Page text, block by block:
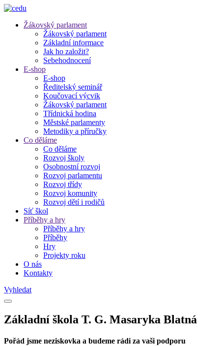
Žákovský parlament
Žákovský parlament
Základní informace
Jak ho založit?
Sebehodnocení
E-shop
E-shop
Ředitelský seminář
Koučovací výcvik
Žákovský parlament
Třídnická hodina
Městské parlamenty
Metodiky a příručky
Co děláme
Co děláme
Rozvoj školy
Osobnostní rozvoj
Rozvoj parlamentu
Rozvoj třídy
Rozvoj komunity
Rozvoj dětí i rodičů
Síť škol
Příběhy a hry
Příběhy a hry
Příběhy
Hry
Projekty roku
O nás
Kontakty
Vyhledat
Základní škola T. G. Masaryka Blatná
Pořád jsme neziskovka a budeme rádi za vaši podporu